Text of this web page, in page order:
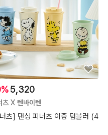
5,320
츠 X 텐바이텐
츠] 댄싱 피너츠 이중 텀블러 (4